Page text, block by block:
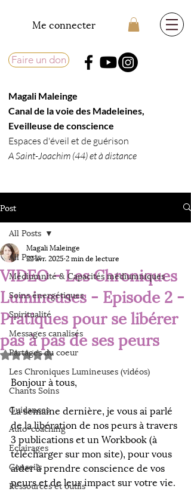
Me connecter
Faire un don
Magali Maleinge
​Canal de la voie des Madeleines,
Eveilleuse de conscience​
Espaces d'éveil et de guérison
A Saint-Joachim (44) et à distance
Post
All Posts
Médiumnité & Capacités médiumniques
Soins énergétiques
Spiritualité
Messages canalisés
Partages du coeur
Les Chroniques Lumineuses (vidéos)
Chants Soins
Guidances
Auto-coaching
Eclairages
Conseils
Ressources et outils
All Posts
VIDEO - Les Chroniques
Lumineuses - Episode 2 -
Pratiques pour se libérer
pas à pas de ses peurs
Magali Maleinge
22 avr. 2025 2 min de lecture
Noté NaN étoiles sur 5.
Bonjour à tous,
⠀
La semaine dernière, je vous ai parlé
de la libération de nos peurs à travers
3 publications et un Workbook (à
télécharger sur mon site), pour vous
aider à prendre conscience de vos
peurs et de leur impact sur votre vie.